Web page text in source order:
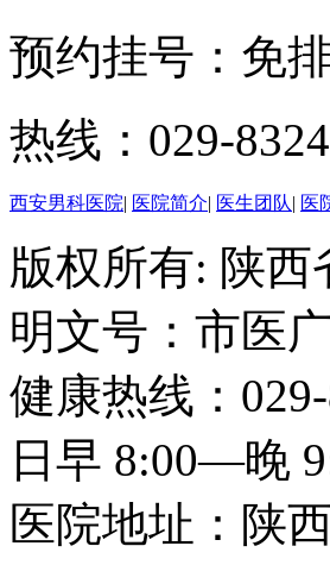
预约挂号：免
热线：029-
西安男科医院| 医院简介| 医生团队| 医
版权所有: 陕
明文号：市医
健康热线：
日早 8:00—晚
医院地址：陕